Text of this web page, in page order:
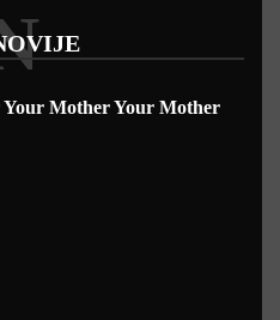
Mother Your Mother